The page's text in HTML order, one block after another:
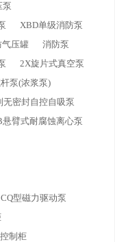
泵
XBD单级消防泵
气压罐
消防泵
2X旋片式真空泵
泵(浓浆泵)
无密封自控自吸泵
悬臂式耐腐蚀离心泵
CQ型磁力驱动泵
制柜